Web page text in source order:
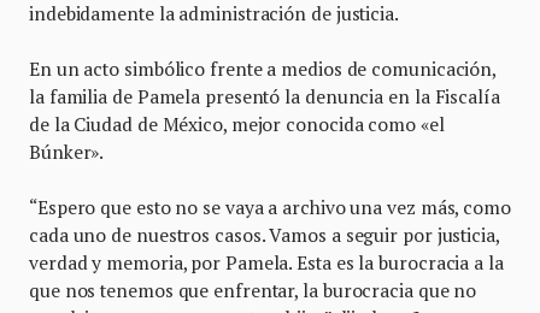
indebidamente la administración de justicia.
En un acto simbólico frente a medios de comunicación,
la familia de Pamela presentó la denuncia en la Fiscalía
de la Ciudad de México, mejor conocida como «el
Búnker».
“Espero que esto no se vaya a archivo una vez más, como
cada uno de nuestros casos. Vamos a seguir por justicia,
verdad y memoria, por Pamela. Esta es la burocracia a la
que nos tenemos que enfrentar, la burocracia que no